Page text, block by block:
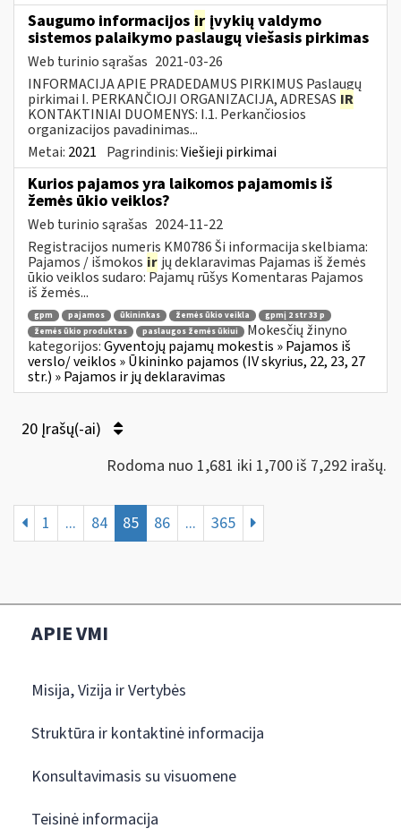
Saugumo informacijos ir įvykių valdymo
sistemos palaikymo paslaugų viešasis pirkimas
Web turinio sąrašas 2021-03-26
INFORMACIJA APIE PRADEDAMUS PIRKIMUS Paslaugų
pirkimai I. PERKANČIOJI ORGANIZACIJA, ADRESAS IR
KONTAKTINIAI DUOMENYS: I.1. Perkančiosios
organizacijos pavadinimas...
Metai: 2021 Pagrindinis:Viešieji pirkimai
Kurios pajamos yra laikomos pajamomis iš
žemės ūkio veiklos?
Web turinio sąrašas 2024-11-22
Registracijos numeris KM0786 Ši informacija skelbiama:
Pajamos / išmokos ir jų deklaravimas Pajamas iš žemės
ūkio veiklos sudaro: Pajamų rūšys Komentaras Pajamos
iš žemės...
gpm pajamos ūkininkas žemės ūkio veikla
gpmį 2 str 33 p
žemės ūkio produktas
paslaugos žemės ūkiui
Mokesčių žinyno
kategorijos:Gyventojų pajamų mokestis » Pajamos iš
verslo/ veiklos » Ūkininko pajamos (IV skyrius, 22, 23, 27
str.) » Pajamos ir jų deklaravimas
20 Įrašų(-ai)
Rodoma nuo 1,681 iki 1,700 iš 7,292 irašų.
1 ... 84 85 86 ... 365
APIE VMI
Misija, Vizija ir Vertybės
Struktūra ir kontaktinė informacija
Konsultavimasis su visuomene
Teisinė informacija